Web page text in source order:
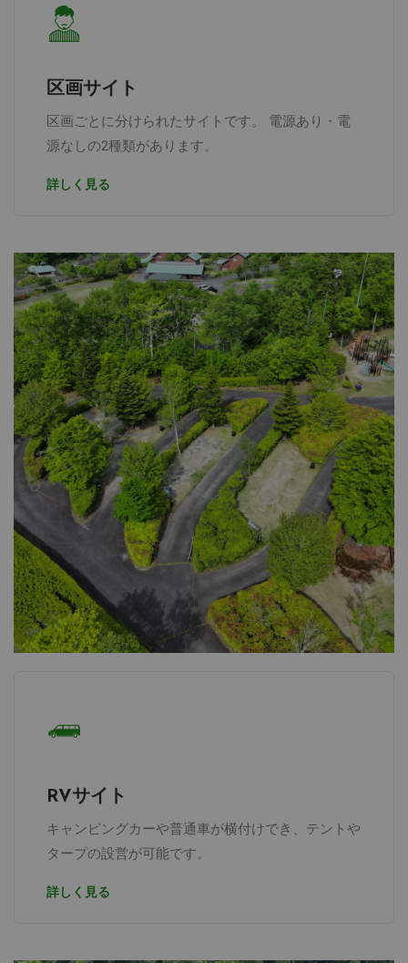
区画サイト
区画ごとに分けられたサイトです。 電源あり・電
源なしの2種類があります。
詳しく見る
RVサイト
キャンピングカーや普通車が横付けでき、テントや
タープの設営が可能です。
詳しく見る